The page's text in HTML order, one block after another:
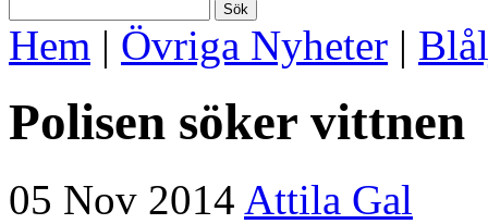
Sök
Hem | Övriga Nyheter |
Polisen söker vittnen
05 Nov 2014 Attila Gal